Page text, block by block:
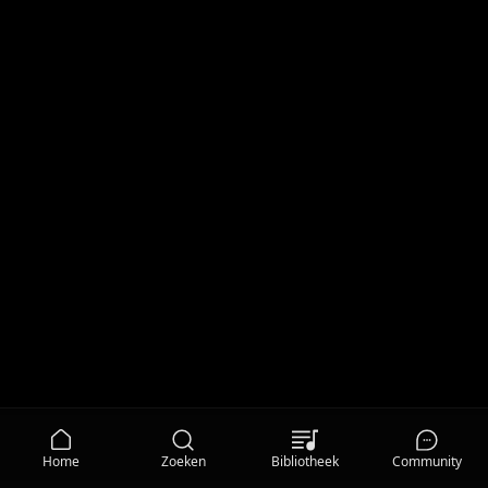
Home Zoeken Bibliotheek Community